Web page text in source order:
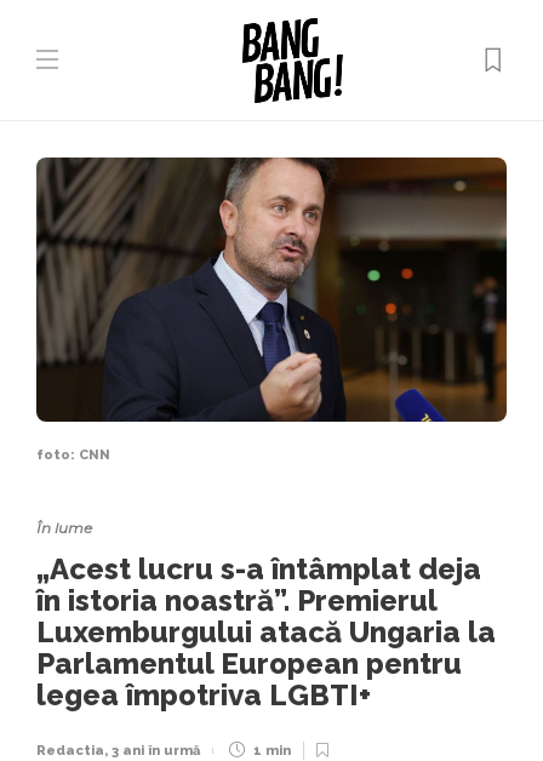
foto: CNN
În lume
„Acest lucru s-a întâmplat deja
în istoria noastră”. Premierul
Luxemburgului atacă Ungaria la
Parlamentul European pentru
legea împotriva LGBTI+
Redactia, 3 ani în urmă 1 min